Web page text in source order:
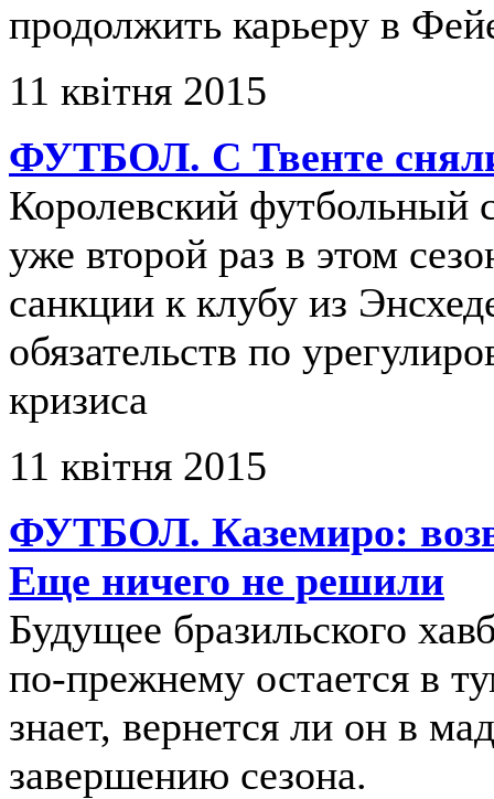
продолжить карьеру в
11 квітня 2015
ФУТБОЛ. С Твенте
Королевский футбольный
уже второй раз в этом
санкции к клубу из
обязательств по
кризиса
11 квітня 2015
ФУТБОЛ. Каземиро:
Еще ничего не решили
Будущее бразильского
по-прежнему остается в
знает, вернется ли он в
завершению сезона.